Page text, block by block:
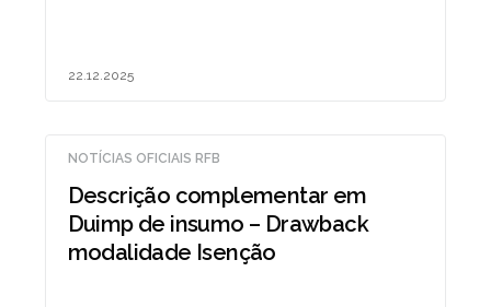
22.12.2025
NOTÍCIAS OFICIAIS RFB
Descrição complementar em
Duimp de insumo – Drawback
modalidade Isenção